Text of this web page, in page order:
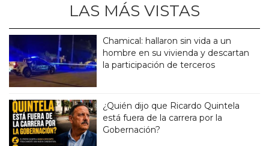
LAS MÁS VISTAS
Chamical: hallaron sin vida a un
hombre en su vivienda y descartan
la participación de terceros
¿Quién dijo que Ricardo Quintela
está fuera de la carrera por la
Gobernación?